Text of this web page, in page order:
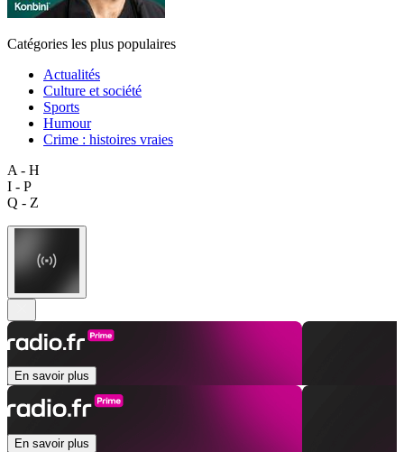
Catégories les plus populaires
Actualités
Culture et société
Sports
Humour
Crime : histoires vraies
A - H
I - P
Q - Z
En savoir plus
En savoir plus